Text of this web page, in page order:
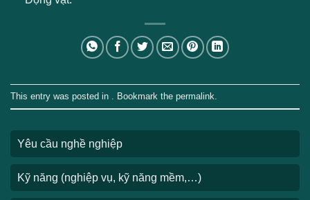
Yêu cầu nghề nghiệp
Kỹ năng (nghiệp vụ, kỹ năng mềm,…)
This entry was posted in . Bookmark the permalink